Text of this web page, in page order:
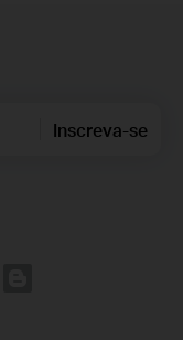
Inscreva-se